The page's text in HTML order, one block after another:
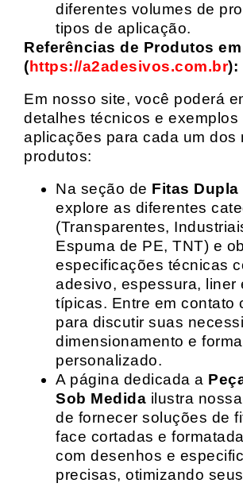
diferentes volumes de
tipos de aplicação.
Referências de Produtos
(https://a2adesivos.com.br):
Em nosso site, você poderá
detalhes técnicos e exemplos
aplicações para cada um dos
produtos:
Na seção de Fitas Dupla
explore as diferentes
(Transparentes,
Espuma de PE, TNT) e
especificações técnicas
adesivo, espessura, liner
típicas. Entre em contato
para discutir suas
dimensionamento e
personalizado.
A página dedicada a
Sob Medida ilustra
de fornecer soluções de
face cortadas e
com desenhos e
precisas, otimizando